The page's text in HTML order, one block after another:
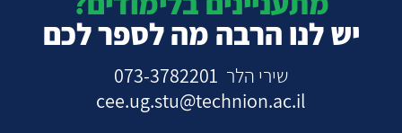
יש לנו הרבה מה לספר לכם
שירי הלר 073-3782201
cee.ug.stu@technion.ac.il